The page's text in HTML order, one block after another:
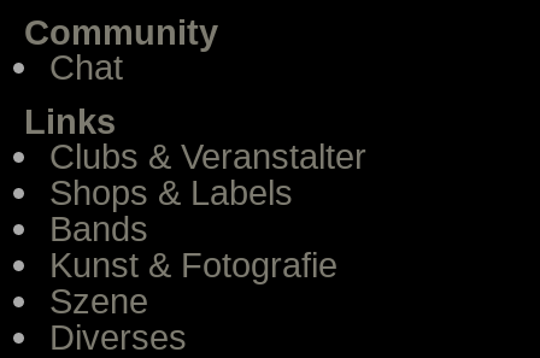
Community
Chat
Links
Clubs & Veranstalter
Shops & Labels
Bands
Kunst & Fotografie
Szene
Diverses